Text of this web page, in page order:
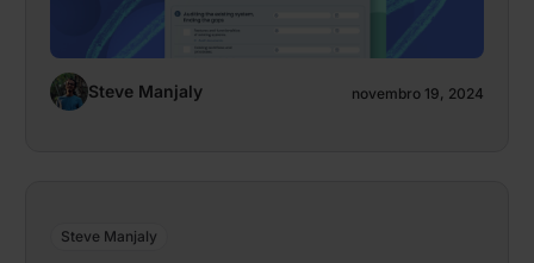
Steve Manjaly novembro 19, 2024
Steve Manjaly